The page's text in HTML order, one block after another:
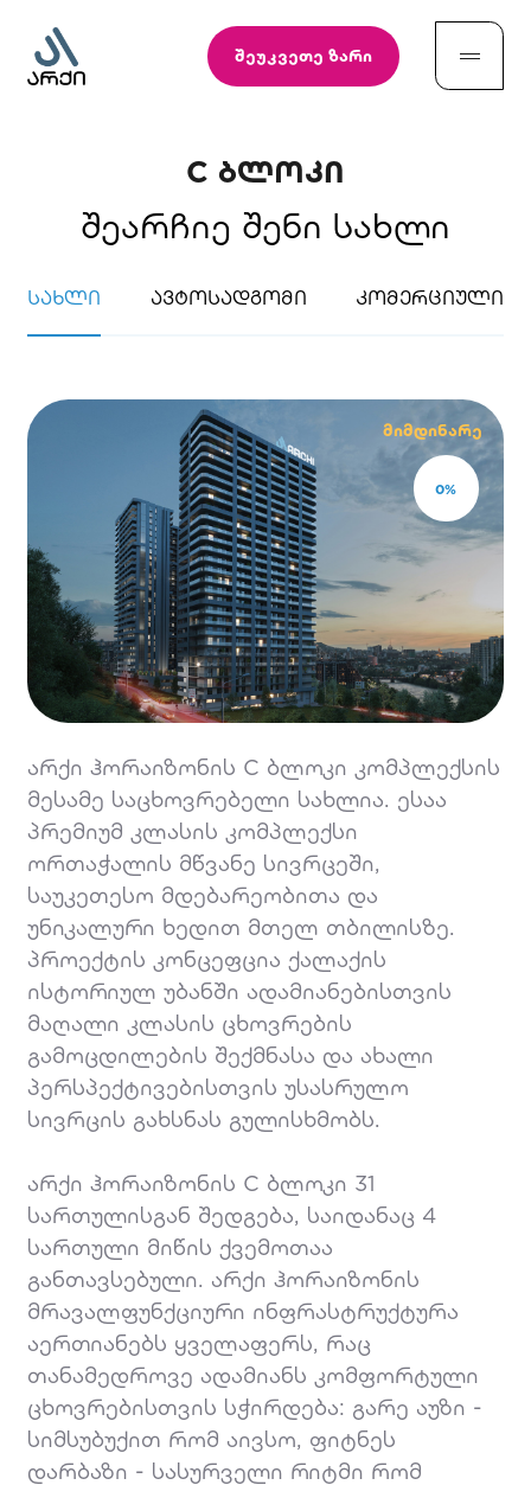
შეუკვეთე ზარი
C ბლოკი
შეარჩიე შენი სახლი
სახლი ავტოსადგომი კომერციული
მიმდინარე
0%
არქი ჰორაიზონის C ბლოკი კომპლექსის
მესამე საცხოვრებელი სახლია. ესაა
პრემიუმ კლასის კომპლექსი
ორთაჭალის მწვანე სივრცეში,
საუკეთესო მდებარეობითა და
უნიკალური ხედით მთელ თბილისზე.
პროექტის კონცეფცია ქალაქის
ისტორიულ უბანში ადამიანებისთვის
მაღალი კლასის ცხოვრების
გამოცდილების შექმნასა და ახალი
პერსპექტივებისთვის უსასრულო
სივრცის გახსნას გულისხმობს.
არქი ჰორაიზონის C ბლოკი 31
სართულისგან შედგება, საიდანაც 4
სართული მიწის ქვემოთაა
განთავსებული. არქი ჰორაიზონის
მრავალფუნქციური ინფრასტრუქტურა
აერთიანებს ყველაფერს, რაც
თანამედროვე ადამიანს კომფორტული
ცხოვრებისთვის სჭირდება: გარე აუზი -
სიმსუბუქით რომ აივსო, ფიტნეს
დარბაზი - სასურველი რიტმი რომ